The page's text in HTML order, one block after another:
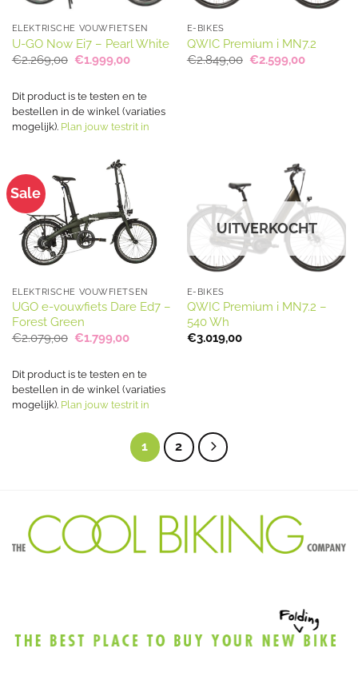
ELEKTRISCHE VOUWFIETSEN
U-GO Now Ei7 – Pearl White
€2.269,00 Oorspronkelijke
€2.269,00.
€1.999,00Huidige
€1.999,00.
Dit product is te testen en te
bestellen in de winkel (variaties
mogelijk). Plan jouw testrit in
E-BIKES
QWIC Premium i MN7.2
€2.849,00 Oorspronkelijke
€2.599,00Huidige
Sale
ELEKTRISCHE VOUWFIETSEN
UGO e-vouwfiets Dare Ed7 –
Forest Green
€2.079,00 Oorspronkelijke
€2.079,00.
€1.799,00Huidige
€1.799,00.
Dit product is te testen en te
bestellen in de winkel (variaties
mogelijk). Plan jouw testrit in
UITVERKOCHT
E-BIKES
QWIC Premium i MN7.2 –
540 Wh
€3.019,00
1 2